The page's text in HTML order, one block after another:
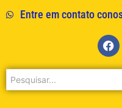
Entre em contato